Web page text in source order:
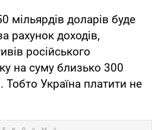
мільярдів доларів буде
рахунок доходів,
російського
на суму близько 300
Тобто Україна платити не